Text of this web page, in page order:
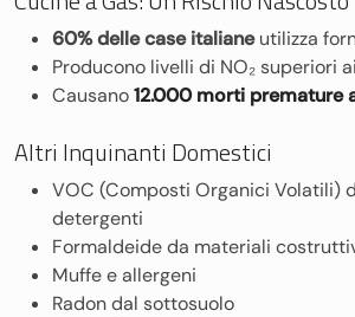
60% delle case italianeutilizza
Producono livelli di NO₂ superiori
Causano12.000 morti premature
Altri Inquinanti Domestici
VOC (Composti Organici Volatili)
detergenti
Formaldeide da materiali
Muffe e allergeni
Radon dal sottosuolo